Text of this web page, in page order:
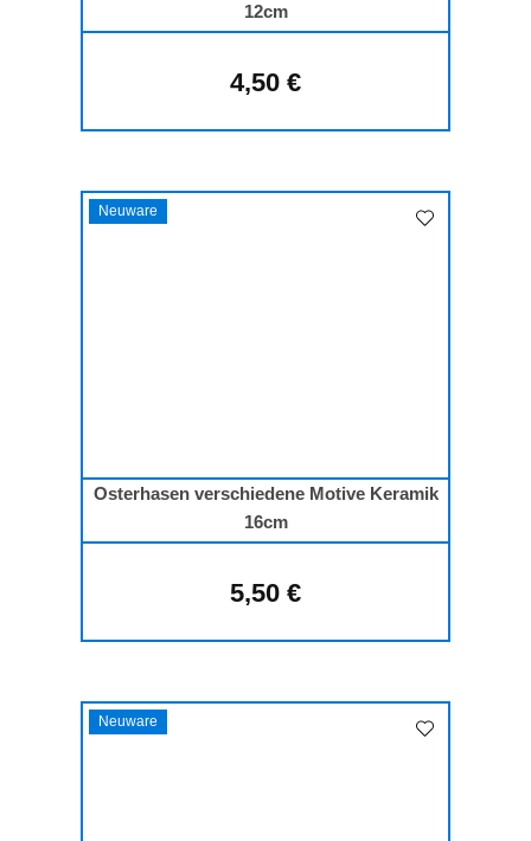
12cm
Regulärer Preis:
4,50 €
Neuware
Osterhasen verschiedene Motive Keramik
16cm
Regulärer Preis:
5,50 €
Neuware